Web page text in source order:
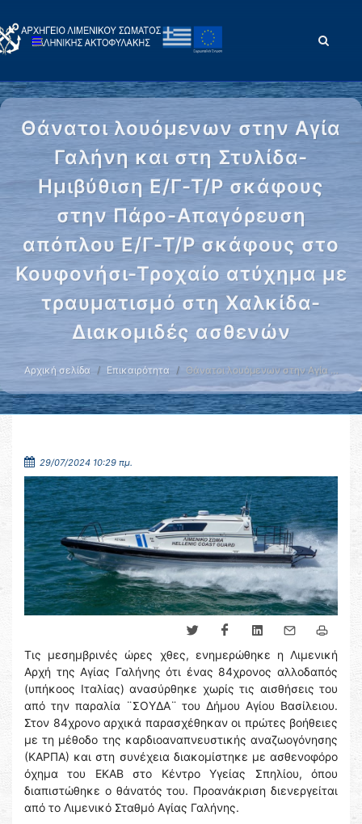
Θάνατοι λουόμενων στην Αγία
Γαλήνη και στη Στυλίδα-
Ημιβύθιση Ε/Γ-Τ/Ρ σκάφους
στην Πάρο-Απαγόρευση
απόπλου Ε/Γ-Τ/Ρ σκάφους στο
Κουφονήσι-Τροχαίο ατύχημα με
τραυματισμό στη Χαλκίδα-
Διακομιδές ασθενών
Αρχική σελίδα Επικαιρότητα Θάνατοι λουόμενων στην Αγία …
29/07/2024 10:29 πμ.
Τις μεσημβρινές ώρες χθες, ενημερώθηκε η Λιμενική
Αρχή της Αγίας Γαλήνης ότι ένας 84χρονος αλλοδαπός
(υπήκοος Ιταλίας) ανασύρθηκε χωρίς τις αισθήσεις του
από την παραλία ¨ΣΟΥΔΑ¨ του Δήμου Αγίου Βασίλειου.
Στον 84χρονο αρχικά παρασχέθηκαν οι πρώτες βοήθειες
με τη μέθοδο της καρδιοαναπνευστικής αναζωογόνησης
(ΚΑΡΠΑ) και στη συνέχεια διακομίστηκε με ασθενοφόρο
όχημα του ΕΚΑΒ στο Κέντρο Υγείας Σπηλίου, όπου
διαπιστώθηκε ο θάνατός του. Προανάκριση διενεργείται
από το Λιμενικό Σταθμό Αγίας Γαλήνης.